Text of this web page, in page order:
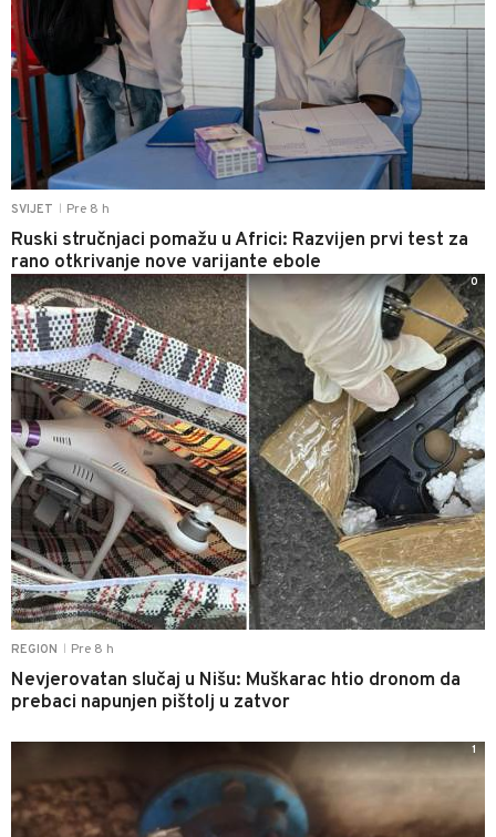
SVIJET Pre 8 h
Ruski stručnjaci pomažu u Africi: Razvijen prvi test za
rano otkrivanje nove varijante ebole
REGION Pre 8 h
Nevjerovatan slučaj u Nišu: Muškarac htio dronom da
prebaci napunjen pištolj u zatvor
0
1